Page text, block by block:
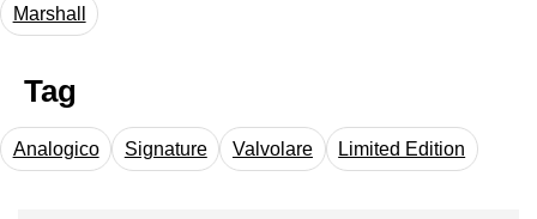
Marshall
Tag
Analogico Signature Valvolare Limited Edition